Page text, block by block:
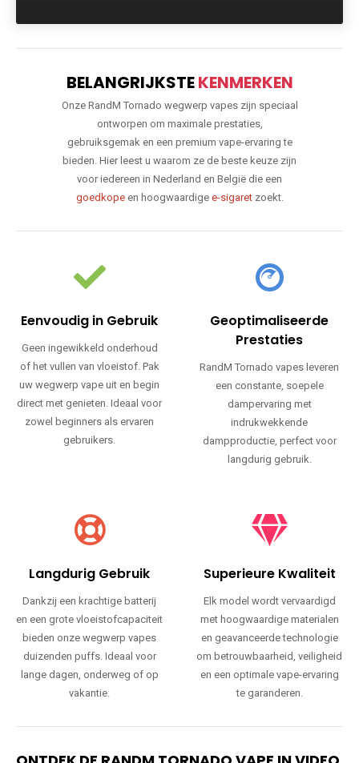
BELANGRIJKSTEKENMERKEN
Onze RandM Tornado wegwerp vapes zijn speciaal
ontworpen om maximale prestaties,
gebruiksgemak en een premium vape-ervaring te
bieden. Hier leest u waarom ze de beste keuze zijn
voor iedereen in Nederland en België die een
goedkopeen hoogwaardige e-sigaretzoekt.
Eenvoudig in Gebruik
Geen ingewikkeld onderhoud
of het vullen van vloeistof. Pak
uw wegwerp vape uit en begin
direct met genieten. Ideaal voor
zowel beginners als ervaren
gebruikers.
Geoptimaliseerde
Prestaties
RandM Tornado vapes leveren
een constante, soepele
dampervaring met
indrukwekkende
dampproductie, perfect voor
langdurig gebruik.
Langdurig Gebruik
Dankzij een krachtige batterij
en een grote vloeistofcapaciteit
bieden onze wegwerp vapes
duizenden puffs. Ideaal voor
lange dagen, onderweg of op
vakantie.
Superieure Kwaliteit
Elk model wordt vervaardigd
met hoogwaardige materialen
en geavanceerde technologie
om betrouwbaarheid, veiligheid
en een optimale vape-ervaring
te garanderen.